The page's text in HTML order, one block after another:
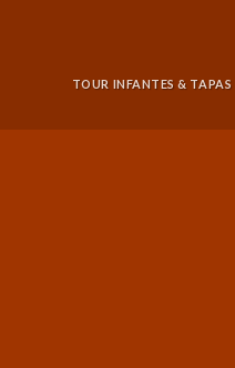
TOUR INFANTES & TAPAS